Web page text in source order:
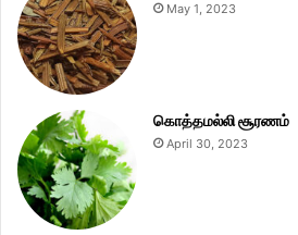
May 1, 2023
கொத்தமல்லி சூரணம்
April 30, 2023